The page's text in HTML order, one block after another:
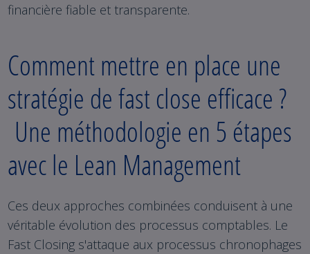
financière fiable et transparente.
Comment mettre en place une
stratégie de fast close efficace ?
Une méthodologie en 5 étapes
avec le Lean Management
Ces deux approches combinées conduisent à une
véritable évolution des processus comptables. Le
Fast Closing s'attaque aux processus chronophages